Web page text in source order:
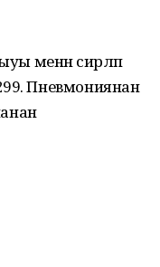
менән сирләп
299. Пневмониянан